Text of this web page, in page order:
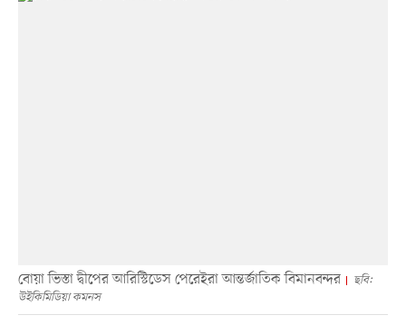
বোয়া ভিস্তা দ্বীপের আরিস্টিডেস পেরেইরা আন্তর্জাতিক বিমানবন্দর
ছবি:
উইকিমিডিয়া কমনস